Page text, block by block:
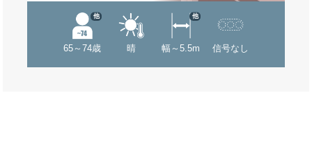
65～74歳
他
晴 幅～5.5m
他
信号なし